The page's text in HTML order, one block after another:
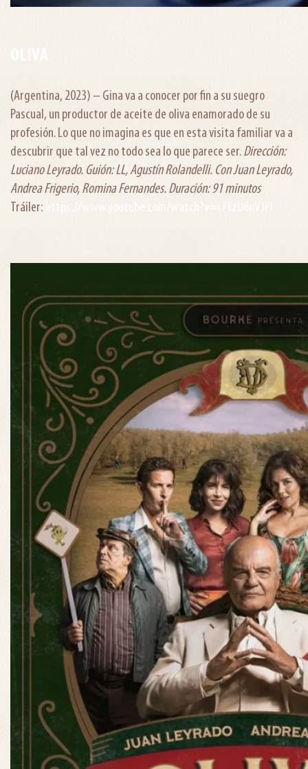
OLIVA
(Argentina, 2023) – Gina va a conocer por fin a su suegro
Pascual, un productor de aceite de oliva enamorado de su
profesión. Lo que no imagina es que en esta visita familiar va a
descubrir que tal vez no todo sea lo que parece ser.Dirección:
Luciano Leyrado. Guión: LL, Agustín Rolandelli. Con Juan Leyrado,
Andrea Frigerio, Romina Fernandes. Duración: 91 minutos
Tráiler: https://www.youtube. com/watch?v=i7TzU8nVJPI